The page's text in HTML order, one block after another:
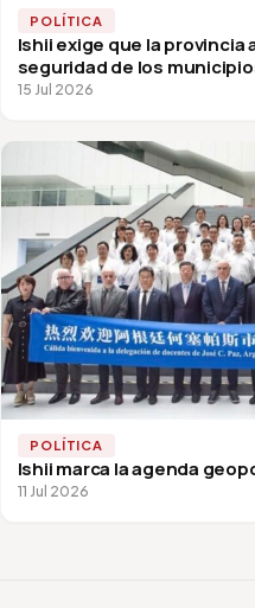
POLÍTICA
Ishii exige que la
seguridad de los
15 Jul 2026
POLÍTICA
Ishii marca la agenda
11 Jul 2026